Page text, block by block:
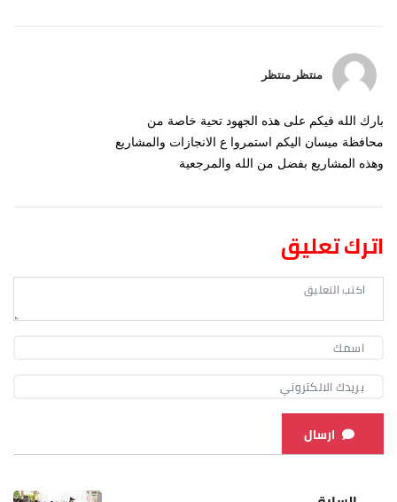
منتظر منتظر
بارك الله فيكم على هذه الجهود تحية خاصة من
محافظة ميسان اليكم استمروا ع الانجازات والمشاريع
وهذه المشاريع بفضل من الله والمرجعية
اترك تعليق
ارسال